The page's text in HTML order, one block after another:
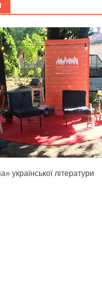
української літератури